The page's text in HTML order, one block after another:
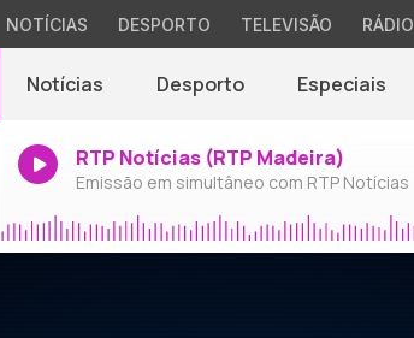
NOTÍCIAS DESPORTO TELEVISÃO RÁDIO
Notícias Desporto Especiais
RTP Notícias (RTP Madeira)
Emissão em simultâneo com RTP Notícias